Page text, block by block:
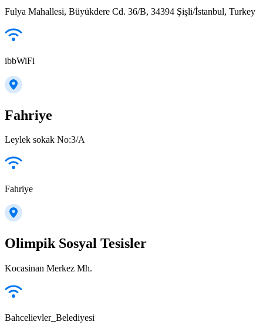
Fulya Mahallesi, Büyükdere Cd. 36/B, 34394 Şişli/İstanbul, Turkey
ibbWiFi
Fahriye
Leylek sokak No:3/A
Fahriye
Olimpik Sosyal Tesisler
Kocasinan Merkez Mh.
Bahcelievler_Belediyesi